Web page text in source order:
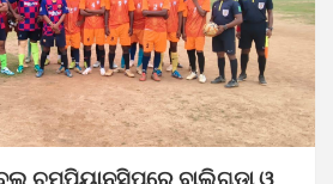
ଚମ୍ପିୟାନସିପରେ ବାଲିଗୁଡା ଓ